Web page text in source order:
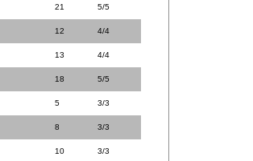
21 5/5
12 4/4
13 4/4
18 5/5
5 3/3
8 3/3
10 3/3